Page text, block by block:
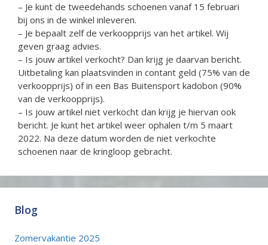
– Je kunt de tweedehands schoenen vanaf 15 februari
bij ons in de winkel inleveren.
– Je bepaalt zelf de verkoopprijs van het artikel. Wij
geven graag advies.
– Is jouw artikel verkocht? Dan krijg je daarvan bericht.
Uitbetaling kan plaatsvinden in contant geld (75% van de
verkoopprijs) of in een Bas Buitensport kadobon (90%
van de verkoopprijs).
– Is jouw artikel niet verkocht dan krijg je hiervan ook
bericht. Je kunt het artikel weer ophalen t/m 5 maart
2022. Na deze datum worden de niet verkochte
schoenen naar de kringloop gebracht.
Blog
Zomervakantie 2025